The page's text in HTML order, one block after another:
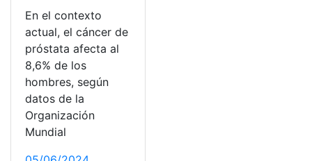
En el contexto
actual, el cáncer de
próstata afecta al
8,6% de los
hombres, según
datos de la
Organización
Mundial